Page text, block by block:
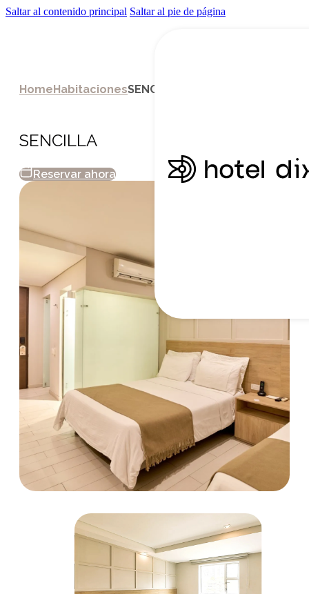
Saltar al contenido principal Saltar al pie de página
HomeHabitacionesSENCILLA
SENCILLA
Reservar ahora